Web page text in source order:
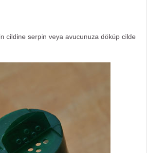
cildine serpin veya avucunuza döküp cilde